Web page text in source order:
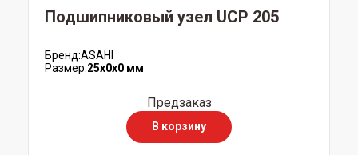
Подшипниковый узел UCP 205
Бренд:ASAHI
Размер:25x0x0 мм
Предзаказ
В корзину